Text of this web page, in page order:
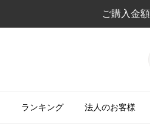
ご購入金
ランキング 法人のお客様